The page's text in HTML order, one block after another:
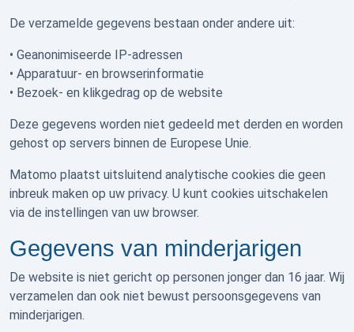
De verzamelde gegevens bestaan onder andere uit:
• Geanonimiseerde IP-adressen
• Apparatuur- en browserinformatie
• Bezoek- en klikgedrag op de website
Deze gegevens worden niet gedeeld met derden en worden
gehost op servers binnen de Europese Unie.
Matomo plaatst uitsluitend analytische cookies die geen
inbreuk maken op uw privacy. U kunt cookies uitschakelen
via de instellingen van uw browser.
Gegevens van minderjarigen
De website is niet gericht op personen jonger dan 16 jaar. Wij
verzamelen dan ook niet bewust persoonsgegevens van
minderjarigen.